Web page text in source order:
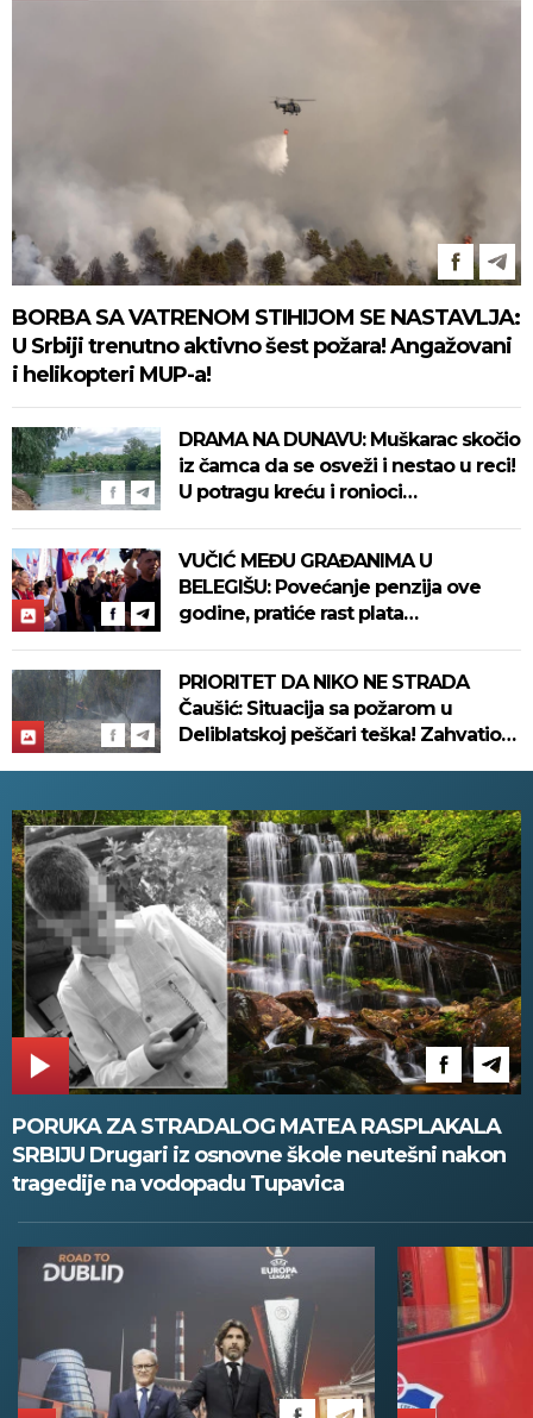
BORBA SA VATRENOM STIHIJOM SE NASTAVLJA:
U Srbiji trenutno aktivno šest požara! Angažovani
i helikopteri MUP-a!
DRAMA NA DUNAVU: Muškarac skočio
iz čamca da se osveži i nestao u reci!
U potragu kreću i ronioci
VUČIĆ MEĐU GRAĐANIMA U
BELEGIŠU: Povećanje penzija ove
godine, pratiće rast plata
PRIORITET DA NIKO NE STRADA
Čaušić: Situacija sa požarom u
Deliblatskoj peščari teška! Zahvatio
PORUKA ZA STRADALOG MATEA RASPLAKALA
SRBIJU Drugari iz osnovne škole neutešni nakon
tragedije na vodopadu Tupavica